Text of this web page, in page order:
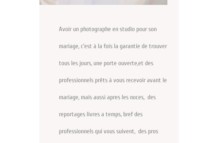
Avoir un photographe en studio pour son
mariage, c’est à la fois la garantie de trouver
tous les jours, une porte ouverte,et des
professionnels prêts à vous recevoir avant le
mariage, mais aussi apres les noces, des
reportages livres a temps, bref des
professionnels qui vous suivent, des pros